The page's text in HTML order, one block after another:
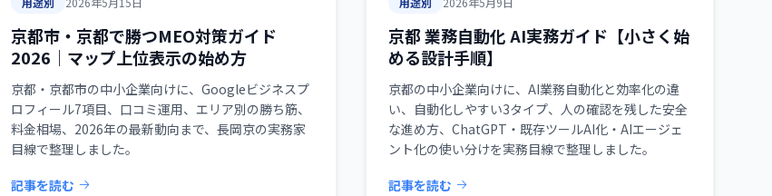
京都市・京都で勝つMEO対策ガイド
2026｜マップ上位表示の始め方
京都・京都市の中小企業向けに、Googleビジネスプ
ロフィール7項目、口コミ運用、エリア別の勝ち筋、
料金相場、2026年の最新動向まで、長岡京の実務家
目線で整理しました。
記事を読む
京都 業務自動化 AI実務ガイド【小さく始
める設計手順】
京都の中小企業向けに、AI業務自動化と効率化の違
い、自動化しやすい3タイプ、人の確認を残した安全
な進め方、ChatGPT・既存ツールAI化・AIエージェ
ント化の使い分けを実務目線で整理しました。
記事を読む